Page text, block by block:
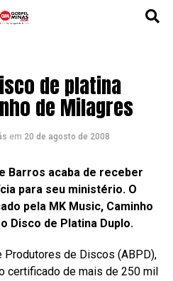
de platina
de Milagres
em 20 de agosto de 2008
Barros acaba de receber
para seu ministério. O
pela MK Music, Caminho
Disco de Platina Duplo.
de Discos (ABPD),
certificado de mais de 250 mil